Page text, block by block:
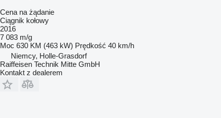
Cena na żądanie
Ciągnik kołowy
2016
7 083 m/g
Moc 630 KM (463 kW) Prędkość 40 km/h
Niemcy, Holle-Grasdorf
Raiffeisen Technik Mitte GmbH
Kontakt z dealerem